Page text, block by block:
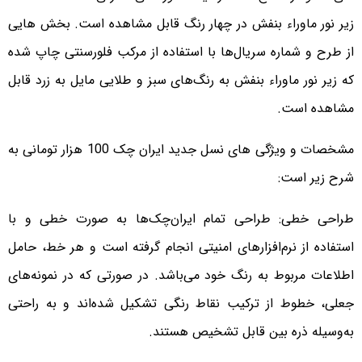
زیر نور ماوراء بنفش در چهار رنگ قابل مشاهده است. بخش هایی
از طرح و شماره سریال‌ها با استفاده از مرکب فلورسنتی چاپ شده
که زیر نور ماوراء بنفش به رنگ‌های سبز و طلایی مایل به زرد قابل
مشاهده است.
مشخصات و ویژگی های نسل جدید ایران چک 100 هزار تومانی به
شرح زیر است:
طراحی خطی: طراحی تمام ایران‌چک‌ها به صورت خطی و با
استفاده از نرم‌افزارهای امنیتی انجام گرفته است و هر خط، حامل
اطلاعات مربوط به رنگ خود می‌باشد. در صورتی که در نمونه‌های
جعلی، خطوط از ترکیب نقاط رنگی تشکیل شده‌اند و به راحتی
به‌وسیله ذره بین قابل تشخیص هستند.